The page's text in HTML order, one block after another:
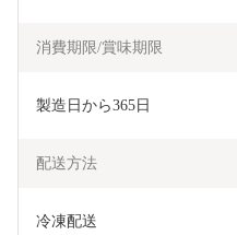
消費期限/賞味期限
製造日から365日
配送方法
冷凍配送